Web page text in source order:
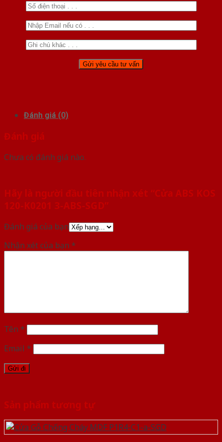
Đánh giá (0)
Đánh giá
Chưa có đánh giá nào.
Hãy là người đầu tiên nhận xét “Cửa ABS KOS
120-K0201 3-ABS-SGD”
Đánh giá của bạn
Nhận xét của bạn *
Tên *
Email *
Sản phẩm tương tự